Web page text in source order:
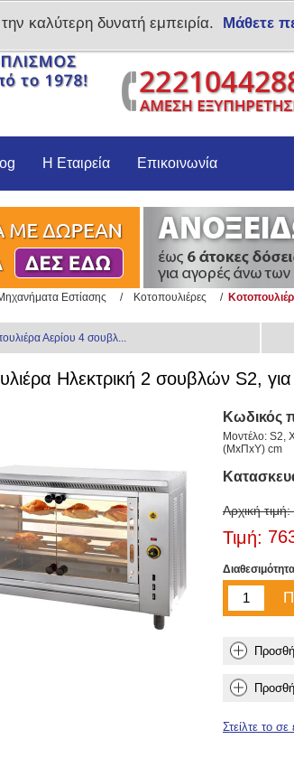
Δημιoυργία
Η Εταιρεία Επικοινωνία
Εστίασης / Κοτοπουλιέρες /
Αερίου 4 σουβλ...
Ηλεκτρική 2 σουβλών S2,
Κωδικός
Μοντέλο: S2,
(ΜxΠxΥ) cm
Αρχική τιμή:
Τιμή:
καλύτερη δυνατή εμπειρία. Μάθετε